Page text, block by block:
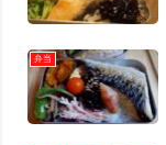
弁当